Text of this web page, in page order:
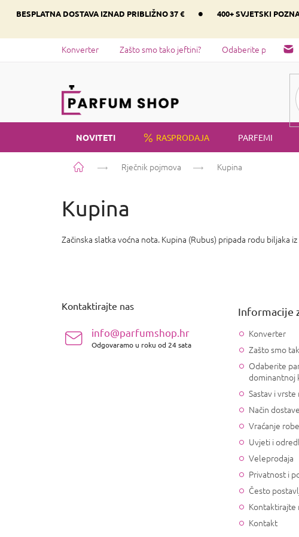
BESPLATNA DOSTAVA IZNAD PRIBLIŽNO 37 € • 400+ SVJETSKI
Konverter Zašto smo tako jeftini? Odaberite parfem
NOVITETI RASPRODAJA PARFEMI
Početna Rječnik pojmova Kupina
Kupina
Začinska slatka voćna nota. Kupina (Rubus) pripada rodu
Kontaktirajte nas
info@parfumshop.hr
Odgovaramo u roku od 24 sata
Informacije
Konverter
Zašto smo
Odaberite
dominantnoj
Sastav i vrste
Način
Vraćanje robe
Uvjeti i
Veleprodaja
Privatnost i
Često
Kontaktirajte
Kontakt